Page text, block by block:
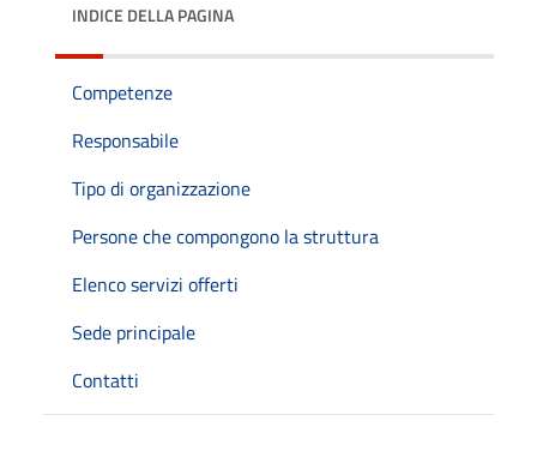
INDICE DELLA PAGINA
Competenze
Responsabile
Tipo di organizzazione
Persone che compongono la struttura
Elenco servizi offerti
Sede principale
Contatti